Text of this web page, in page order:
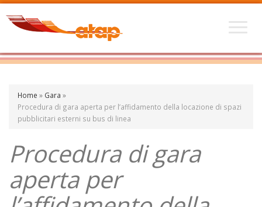
Home » Gara »
Procedura di gara aperta per l’affidamento della locazione di spazi
pubblicitari esterni su bus di linea
Procedura di gara
aperta per